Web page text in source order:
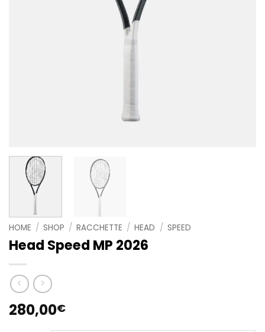
HOME / SHOP / RACCHETTE / HEAD / SPEED
Head Speed MP 2026
280,00€